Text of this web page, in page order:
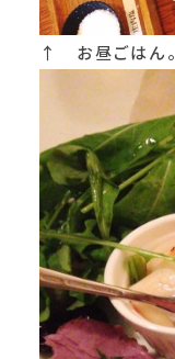
↑ お昼ごはん。